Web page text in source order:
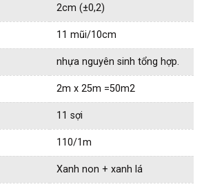
2cm (±0,2)
11 mũi/10cm
nhựa nguyên sinh tổng hợp.
2m x 25m =50m2
11 sợi
110/1m
Xanh non + xanh lá